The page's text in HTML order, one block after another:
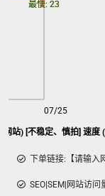
SEO 访问量(20s 留存网站) [不稳定、慎拍]
07/25
最慢: 23
最快: 23
下单链接:【请输入
SEO|SEM|网站访问